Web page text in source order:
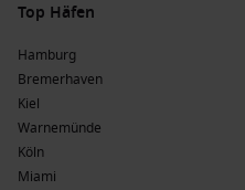
Top Häfen
Hamburg
Bremerhaven
Kiel
Warnemünde
Köln
Miami